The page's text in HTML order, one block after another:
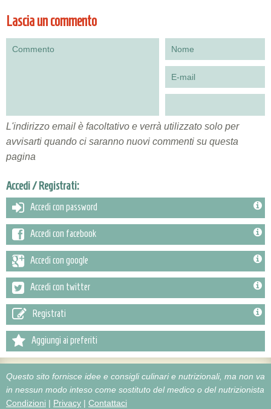
Lascia un commento
L'indirizzo email è facoltativo e verrà utilizzato solo per
avvisarti quando ci saranno nuovi commenti su questa
pagina
Accedi / Registrati:
Accedi con password
Accedi con facebook
Accedi con google
Accedi con twitter
Registrati
Aggiungi ai preferiti
Questo sito fornisce idee e consigli culinari e nutrizionali, ma non va
in nessun modo inteso come sostituto del medico o del nutrizionista
Condizioni | Privacy | Contattaci